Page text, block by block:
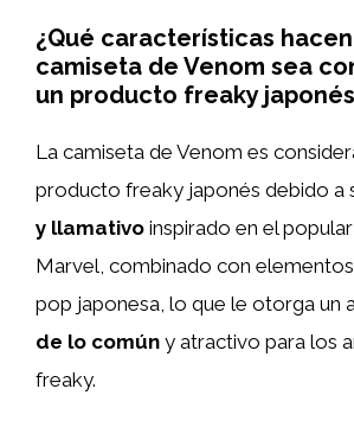
¿Qué características
camiseta de Venom sea
un producto freaky
La camiseta de Venom es
producto freaky japonés debido a
y llamativo inspirado en el
Marvel, combinado con
pop japonesa, lo que le otorga un
de lo común y atractivo para los
freaky.